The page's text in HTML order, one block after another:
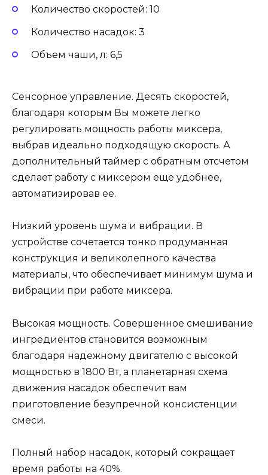
Количество скоростей: 10
Количество насадок: 3
Объем чаши, л: 6,5
Сенсорное управление. Десять скоростей,
благодаря которым Вы можете легко
регулировать мощность работы миксера,
выбрав идеально подходящую скорость. А
дополнительный таймер с обратным отсчетом
сделает работу с миксером еще удобнее,
автоматизировав ее.
Низкий уровень шума и вибрации. В
устройстве сочетается тонко продуманная
конструкция и великолепного качества
материалы, что обеспечивает минимум шума и
вибрации при работе миксера.
Высокая мощность. Совершенное смешивание
ингредиентов становится возможным
благодаря надежному двигателю с высокой
мощностью в 1800 Вт, а планетарная схема
движения насадок обеспечит вам
приготовление безупречной консистенции
смеси.
Полный набор насадок, который сокращает
время работы на 40%.